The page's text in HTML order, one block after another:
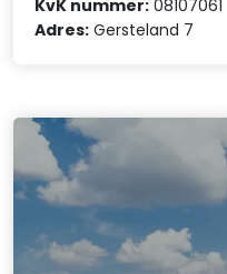
KvK nummer: 08107061
Adres: Gersteland 7